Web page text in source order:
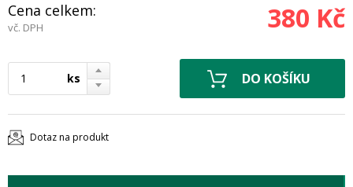
Cena celkem:
vč. DPH 380 Kč
ks
Dotaz na produkt